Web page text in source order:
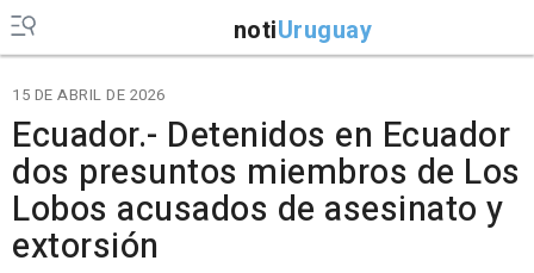
notiUruguay
15 DE ABRIL DE 2026
Ecuador.- Detenidos en Ecuador
dos presuntos miembros de Los
Lobos acusados de asesinato y
extorsión